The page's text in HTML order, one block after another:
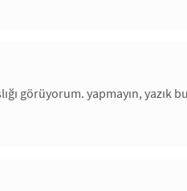
görüyorum. yapmayın, yazık